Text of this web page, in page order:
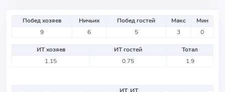
Побед хозяев Ничьих Побед гостей Макс
Мин
9
6 5 3 0
ИТ хозяев ИТ гостей
Тотал
1.15
0.75 1.9
ИТ ИТ